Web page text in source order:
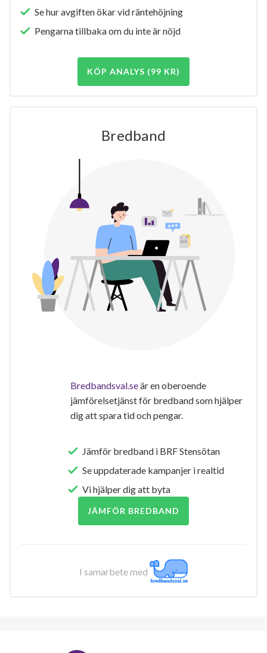
Se hur avgiften ökar vid räntehöjning
Pengarna tillbaka om du inte är nöjd
KÖP ANALYS (99 KR)
Bredband
Bredbandsval.seär en oberoende
jämförelsetjänst för bredband som hjälper
dig att spara tid och pengar.
Jämför bredband i BRF Stensötan
Se uppdaterade kampanjer i realtid
Vi hjälper dig att byta
JÄMFÖR BREDBAND
I samarbete med